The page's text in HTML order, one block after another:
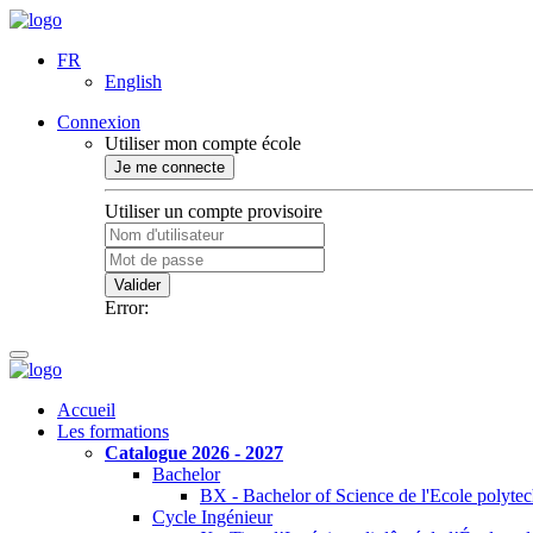
FR
English
Connexion
Utiliser mon compte école
Je me connecte
Utiliser un compte provisoire
Valider
Error:
Accueil
Les formations
Catalogue 2026 - 2027
Bachelor
BX - Bachelor of Science de l'Ecole
Cycle Ingénieur